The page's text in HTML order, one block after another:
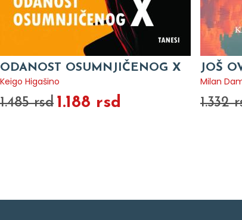
ODANOST OSUMNJIČENOG X
Keigo Higašino
1.485 rsd 1.188 rsd
JOŠ
Milan
1.332